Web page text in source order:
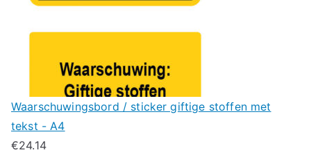
Waarschuwingsbord / sticker giftige stoffen met
tekst - A4
€24.14